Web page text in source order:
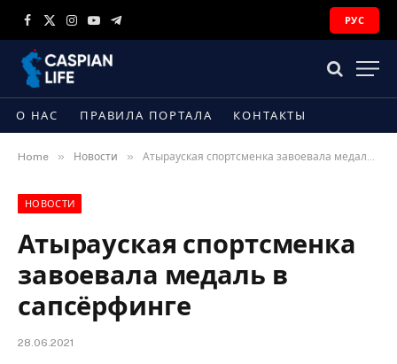
Facebook
X
Instagram
YouTubeTelegram
РУС
О НАС ПРАВИЛА ПОРТАЛА КОНТАКТЫ
Home » Новости » Атырауская спортсменка завоевала медаль в сапсёрфинге
НОВОСТИ
Атырауская спортсменка
завоевала медаль в
сапсёрфинге
28.06.2021